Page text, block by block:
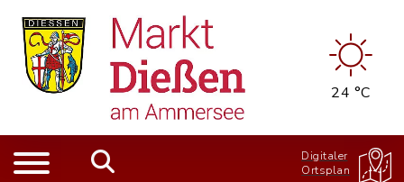
24 °C
Digitaler
Ortsplan